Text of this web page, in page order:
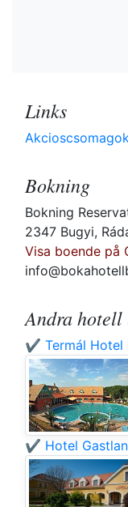
Links
Bokning
Bokning
2347 Bugyi,
Visa boende på
Andra hotell
✔️ Termál Hotel
✔️ Hotel